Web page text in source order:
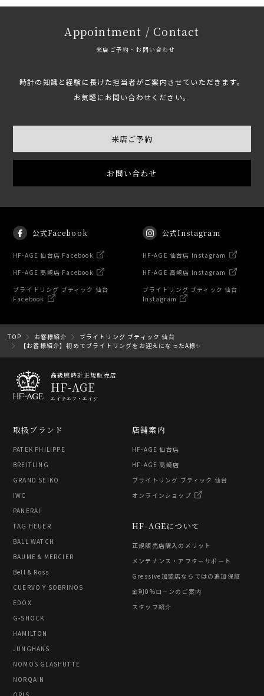
Appointment / Contact
来店ご予約・お問い合わせ
時計の知識と経験に長けた担当者がご案内させていただきます。
お気軽にお問い合わせください。
来店ご予約
お問い合わせ
公式Facebook
HF-AGE 仙台店 Facebook
HF-AGE 高崎店 Facebook
ブライトリング ブティック 仙台
Facebook
公式Instagram
HF-AGE 仙台店 Instagram
HF-AGE 高崎店 Instagram
ブライトリング ブティック 仙台
Instagram
TOP お客様紹介
ブライトリング ブティック 仙台
【お客様紹介】初めてブライトリングをお迎えになったA様✨
高級腕時計正規販売店
HF-AGE
エイチエフ・エイジ
取扱ブランド
PATEK PHILIPPE
BREITLING
GRAND SEIKO
IWC
PANERAI
TAG HEUER
BALL WATCH
BAUME & MERCIER
Bell & Ross
CUERVO Y SOBRINOS
EDOX
G-SHOCK
HAMILTON
JUNGHANS
NOMOS GLASHÜTTE
NORQAIN
HF-AGEについて
正規販売店購入のメリット
メンテナンス・アフターサポート
Gressive加盟店ならではの追加保証
金利0%ローンのご案内
スタッフ紹介
店舗案内
HF-AGE 仙台店
HF-AGE 高崎店
ブライトリング ブティック 仙台
オンラインショップ